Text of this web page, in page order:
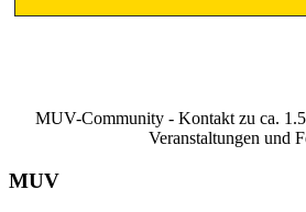
MUV-Community - Kontakt zu ca.
Veranstaltungen und
MUV